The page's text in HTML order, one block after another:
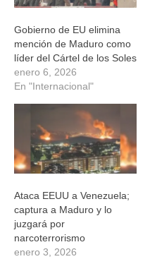
Gobierno de EU elimina
mención de Maduro como
líder del Cártel de los Soles
enero 6, 2026
En "Internacional"
Ataca EEUU a Venezuela;
captura a Maduro y lo
juzgará por
narcoterrorismo
enero 3, 2026